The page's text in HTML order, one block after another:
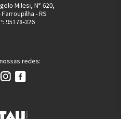
Milesi, N° 620,
- RS
95178-326
redes: